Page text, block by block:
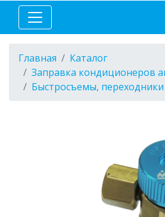
Главная
Каталог
Заправка кондиционеров
Быстросъемы, переходники